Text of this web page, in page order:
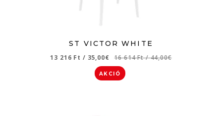
ST VICTOR WHITE
13 216 Ft / 35,00€ 16 614 Ft/ 44,00€
AKCIÓ